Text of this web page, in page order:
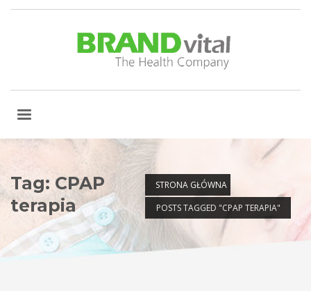
STRONA GŁÓWNA
POSTS TAGGED "CPAP TERAPIA"
Tag: CPAP
terapia